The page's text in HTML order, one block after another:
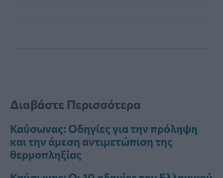
Διαβάστε Περισσότερα
Καύσωνας: Οδηγίες για την πρόληψη
και την άμεση αντιμετώπιση της
θερμοπληξίας